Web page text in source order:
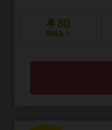
80
興味あり